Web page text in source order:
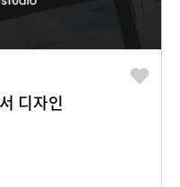
디자인